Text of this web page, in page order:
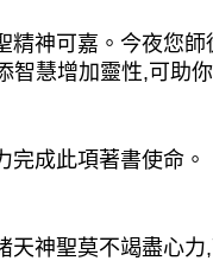
神可嘉。今夜您師
智慧增加靈性,可助
成此項著書使命。
神聖莫不竭盡心力,